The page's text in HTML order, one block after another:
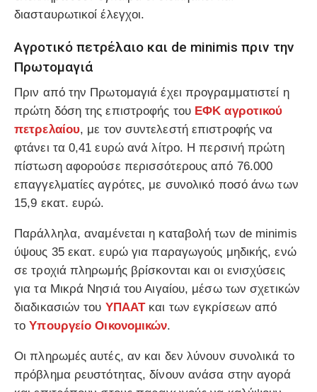
διασταυρωτικοί έλεγχοι.
Αγροτικό πετρέλαιο και de minimis πριν την
Πρωτομαγιά
Πριν από την Πρωτομαγιά έχει προγραμματιστεί η
πρώτη δόση της επιστροφής του ΕΦΚ αγροτικού
πετρελαίου, με τον συντελεστή επιστροφής να
φτάνει τα 0,41 ευρώ ανά λίτρο. Η περσινή πρώτη
πίστωση αφορούσε περισσότερους από 76.000
επαγγελματίες αγρότες, με συνολικό ποσό άνω των
15,9 εκατ. ευρώ.
Παράλληλα, αναμένεται η καταβολή των de minimis
ύψους 35 εκατ. ευρώ για παραγωγούς μηδικής, ενώ
σε τροχιά πληρωμής βρίσκονται και οι ενισχύσεις
για τα Μικρά Νησιά του Αιγαίου, μέσω των σχετικών
διαδικασιών του ΥΠΑΑΤκαι των εγκρίσεων από
τοΥπουργείο Οικονομικών.
Οι πληρωμές αυτές, αν και δεν λύνουν συνολικά το
πρόβλημα ρευστότητας, δίνουν ανάσα στην αγορά